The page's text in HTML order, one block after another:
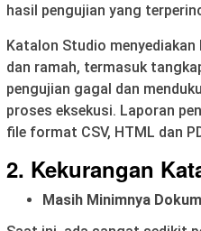
hasil pengujian yang
Katalon Studio
dan ramah, termasuk
pengujian gagal dan
proses eksekusi. Laporan
file format CSV, HTML dan
2. Kekurangan
Masih Minimnya